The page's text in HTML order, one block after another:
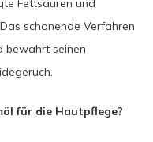
Fettsäuren und
schonende Verfahren
bewahrt seinen
für die Hautpflege?